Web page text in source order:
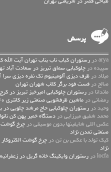
پرسش
arya در
رستوران کباب ناب بناب تهران آیت الله
سپیده در چلوکبابی سماق تبریز در سعادت آباد
میلاد در ظرف دیزی آلومینیوم تک نفره دیزی
صالح در فست فود برگر کلاب شهران تهران
ماندانا در رستوران چلوکبابی امیرخیز تبریز در کرج
رمضانی در ماشین ظرفشویی صنعتی زیر کانتری 540بشقاب الکترولوکس
وحید در رستوران چلوکبابی حاج مرشد چلویی در
محمد شفیق میرزایی در دستگاه خمیر پهن کن
عكس اللي شايفينها بدون موسيقى در
صنعتی تمدن نژاد
کیک تولد با عکس بن تن در
نژاد
locfa در
رستوران وایکینگ خانه گریل در